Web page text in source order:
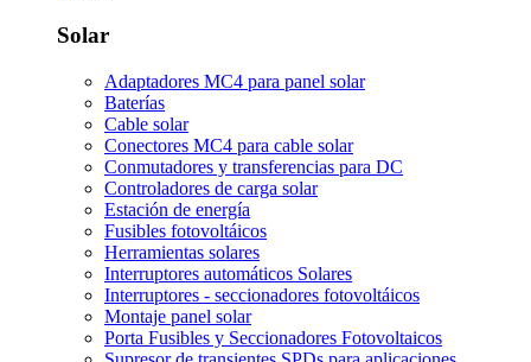
Solar
Adaptadores MC4 para panel solar
Baterías
Cable solar
Conectores MC4 para cable solar
Conmutadores y transferencias para DC
Controladores de carga solar
Estación de energía
Fusibles fotovoltáicos
Herramientas solares
Interruptores automáticos Solares
Interruptores - seccionadores fotovoltáicos
Montaje panel solar
Porta Fusibles y Seccionadores Fotovoltaicos